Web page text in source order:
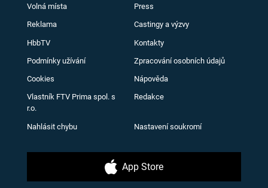
Volná místa Press
Reklama Castingy a výzvy
HbbTV Kontakty
Podmínky užívání Zpracování osobních údajů
Cookies Nápověda
Vlastník FTV Prima spol. s
r.o.
Redakce
Nahlásit chybu Nastavení soukromí
App Store